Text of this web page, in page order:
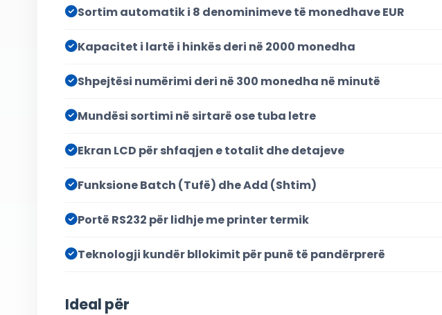
Sortim automatik i 8 denominimeve të monedhave EUR
Kapacitet i lartë i hinkës deri në 2000 monedha
Shpejtësi numërimi deri në 300 monedha në minutë
Mundësi sortimi në sirtarë ose tuba letre
Ekran LCD për shfaqjen e totalit dhe detajeve
Funksione Batch (Tufë) dhe Add (Shtim)
Portë RS232 për lidhje me printer termik
Teknologji kundër bllokimit për punë të pandërprerë
Ideal për